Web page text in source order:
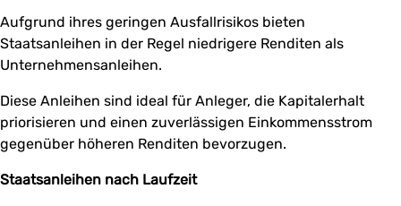
Aufgrund ihres geringen Ausfallrisikos bieten
Staatsanleihen in der Regel niedrigere Renditen als
Unternehmensanleihen.
Diese Anleihen sind ideal für Anleger, die Kapitalerhalt
priorisieren und einen zuverlässigen Einkommensstrom
gegenüber höheren Renditen bevorzugen.
Staatsanleihen nach Laufzeit